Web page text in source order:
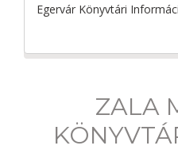
Egervár Könyvtári
ZALA